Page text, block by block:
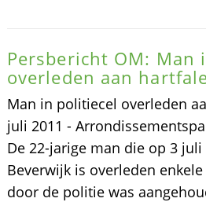
Persbericht OM: Man
overleden aan
Man in politiecel overleden
juli 2011 -
De 22-jarige man die op 3 juli
Beverwijk is overleden
door de politie was